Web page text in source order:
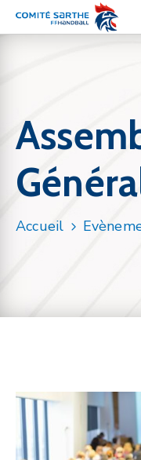
Les
pratiques
Les
commissions
Sections
Documentation
Accueil